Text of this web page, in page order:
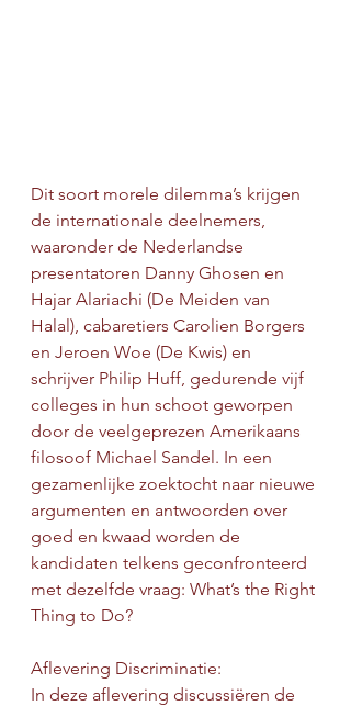
Dit soort morele dilemma’s krijgen
de internationale deelnemers,
waaronder de Nederlandse
presentatoren Danny Ghosen en
Hajar Alariachi (De Meiden van
Halal), cabaretiers Carolien Borgers
en Jeroen Woe (De Kwis) en
schrijver Philip Huff, gedurende vijf
colleges in hun schoot geworpen
door de veelgeprezen Amerikaans
filosoof Michael Sandel. In een
gezamenlijke zoektocht naar nieuwe
argumenten en antwoorden over
goed en kwaad worden de
kandidaten telkens geconfronteerd
met dezelfde vraag: What’s the Right
Thing to Do?
Aflevering Discriminatie:
In deze aflevering discussiëren de